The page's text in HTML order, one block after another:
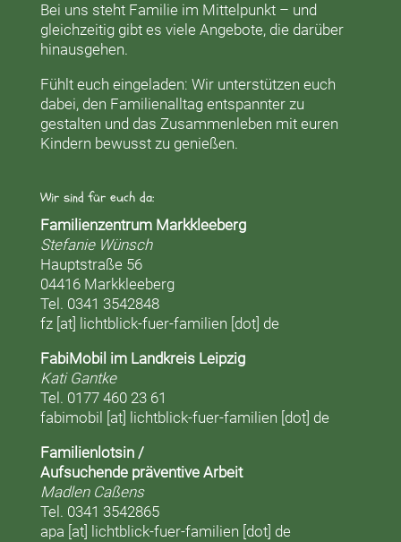
Bei uns steht Familie im Mittelpunkt – und
gleichzeitig gibt es viele Angebote, die darüber
hinausgehen.
Fühlt euch eingeladen: Wir unterstützen euch
dabei, den Familienalltag entspannter zu
gestalten und das Zusammenleben mit euren
Kindern bewusst zu genießen.
Wir sind für euch da:
Familienzentrum Markkleeberg
Stefanie Wünsch
Hauptstraße 56
04416 Markkleeberg
Tel. 0341 3542848
fz [at] lichtblick-fuer-familien [dot] de
FabiMobil im Landkreis Leipzig
Kati Gantke
Tel. 0177 460 23 61
fabimobil [at] lichtblick-fuer-familien [dot] de
Familienlotsin /
Aufsuchende präventive Arbeit
Madlen Caßens
Tel. 0341 3542865
apa [at] lichtblick-fuer-familien [dot] de